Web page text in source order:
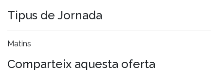
Tipus de Jornada
Matins
Comparteix aquesta oferta